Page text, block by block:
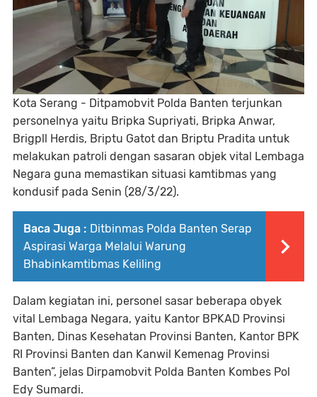
Kota Serang - Ditpamobvit Polda Banten terjunkan
personelnya yaitu Bripka Supriyati, Bripka Anwar,
Brigpll Herdis, Briptu Gatot dan Briptu Pradita untuk
melakukan patroli dengan sasaran objek vital Lembaga
Negara guna memastikan situasi kamtibmas yang
kondusif pada Senin (28/3/22).
Baca Juga : Ditbinmas Polda Banten Serap
Aspirasi Warga Melalui Warung
Bhabinkamtibmas Keliling
Dalam kegiatan ini, personel sasar beberapa obyek
vital Lembaga Negara, yaitu Kantor BPKAD Provinsi
Banten, Dinas Kesehatan Provinsi Banten, Kantor BPK
RI Provinsi Banten dan Kanwil Kemenag Provinsi
Banten”, jelas Dirpamobvit Polda Banten Kombes Pol
Edy Sumardi.